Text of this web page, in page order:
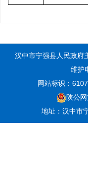
汉中市宁强县人民政府
维护
网站标识：
陕公
地址：汉中市